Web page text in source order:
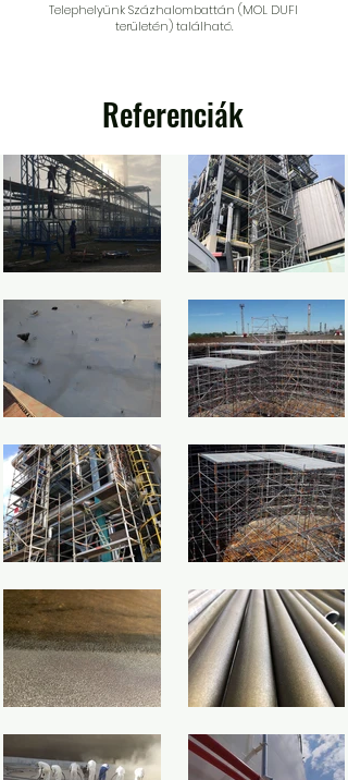
Telephelyünk Százhalombattán (MOL DUFI
területén) található.
Referenciák